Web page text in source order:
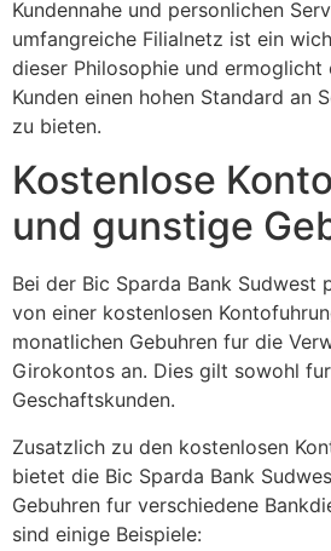
Kundennahe und personlichen
umfangreiche Filialnetz ist ein
dieser Philosophie und ermoglicht
Kunden einen hohen Standard an
zu bieten.
Kostenlose
und gunstige
Bei der Bic Sparda Bank Sudwest
von einer kostenlosen
monatlichen Gebuhren fur die
Girokontos an. Dies gilt sowohl
Geschaftskunden.
Zusatzlich zu den kostenlosen
bietet die Bic Sparda Bank
Gebuhren fur verschiedene
sind einige Beispiele: